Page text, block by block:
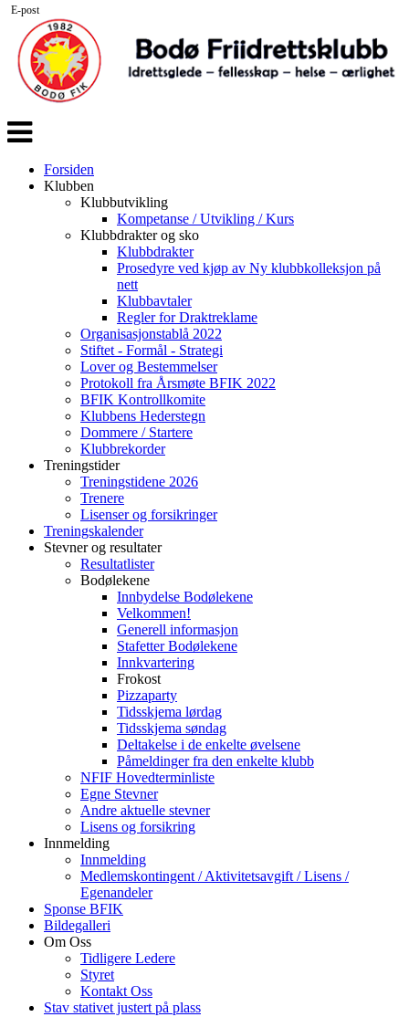
Veksle
navigasjon
Forsiden
Klubben
Klubbutvikling
Kompetanse / Utvikling / Kurs
Klubbdrakter og sko
Klubbdrakter
Prosedyre ved kjøp av Ny klubbkolleksjon på
nett
Klubbavtaler
Regler for Draktreklame
Organisasjonstablå 2022
Stiftet - Formål - Strategi
Lover og Bestemmelser
Protokoll fra Årsmøte BFIK 2022
BFIK Kontrollkomite
Klubbens Hederstegn
Dommere / Startere
Klubbrekorder
Treningstider
Treningstidene 2026
Trenere
Lisenser og forsikringer
Treningskalender
Stevner og resultater
Resultatlister
Bodølekene
Innbydelse Bodølekene
Velkommen!
Generell informasjon
Stafetter Bodølekene
Innkvartering
Frokost
Pizzaparty
Tidsskjema lørdag
Tidsskjema søndag
Deltakelse i de enkelte øvelsene
Påmeldinger fra den enkelte klubb
NFIF Hovedterminliste
Egne Stevner
Andre aktuelle stevner
Lisens og forsikring
Innmelding
Innmelding
Medlemskontingent / Aktivitetsavgift / Lisens /
Egenandeler
Sponse BFIK
Bildegalleri
Om Oss
Tidligere Ledere
Styret
Kontakt Oss
Stav stativet justert på plass
E-post